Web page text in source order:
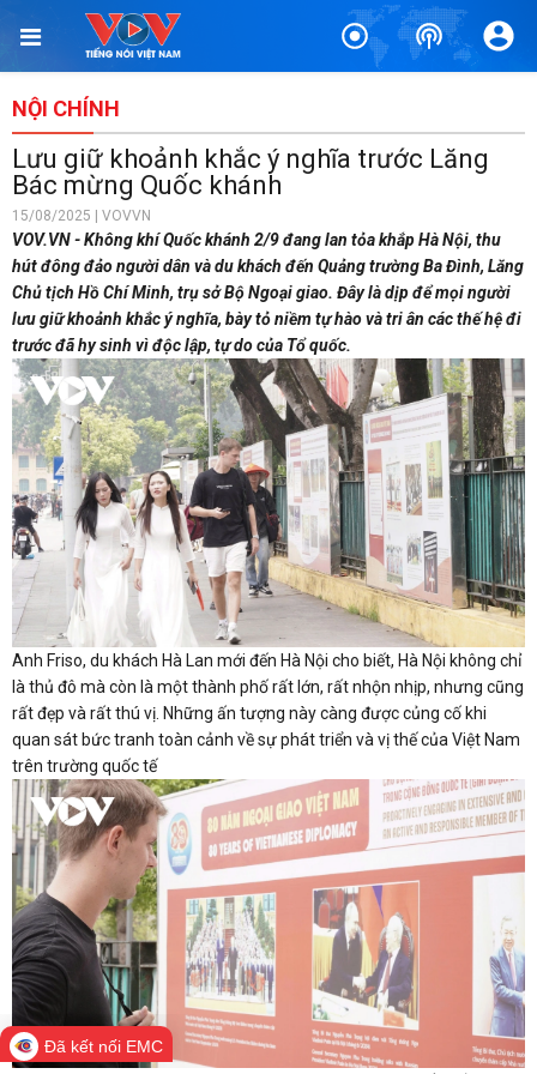
NỘI CHÍNH
Lưu giữ khoảnh khắc ý nghĩa trước Lăng
Bác mừng Quốc khánh
15/08/2025 | VOVVN
VOV.VN - Không khí Quốc khánh 2/9 đang lan tỏa khắp Hà Nội, thu
hút đông đảo người dân và du khách đến Quảng trường Ba Đình, Lăng
Chủ tịch Hồ Chí Minh, trụ sở Bộ Ngoại giao. Đây là dịp để mọi người
lưu giữ khoảnh khắc ý nghĩa, bày tỏ niềm tự hào và tri ân các thế hệ đi
trước đã hy sinh vì độc lập, tự do của Tổ quốc.
Anh Friso, du khách Hà Lan mới đến Hà Nội cho biết, Hà Nội không chỉ
là thủ đô mà còn là một thành phố rất lớn, rất nhộn nhịp, nhưng cũng
rất đẹp và rất thú vị. Những ấn tượng này càng được củng cố khi
quan sát bức tranh toàn cảnh về sự phát triển và vị thế của Việt Nam
trên trường quốc tế
Đã kết nối EMC